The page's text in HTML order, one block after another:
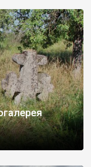
бо то улюблений
колекція
невелике, […]